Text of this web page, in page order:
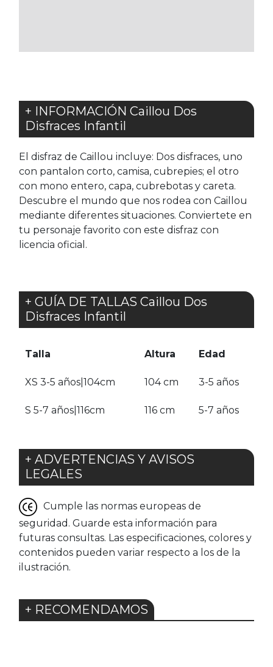
+ INFORMACIÓN Caillou Dos
Disfraces Infantil
El disfraz de Caillou incluye: Dos disfraces, uno
con pantalon corto, camisa, cubrepies; el otro
con mono entero, capa, cubrebotas y careta.
Descubre el mundo que nos rodea con Caillou
mediante diferentes situaciones. Conviertete en
tu personaje favorito con este disfraz con
licencia oficial.
+ GUÍA DE TALLAS Caillou Dos
Disfraces Infantil
Talla Altura Edad
XS 3-5 años|104cm 104 cm 3-5 años
S 5-7 años|116cm 116 cm 5-7 años
+ ADVERTENCIAS Y AVISOS
LEGALES
Cumple las normas europeas de
seguridad. Guarde esta información para
futuras consultas. Las especificaciones, colores y
contenidos pueden variar respecto a los de la
ilustración.
+ RECOMENDAMOS